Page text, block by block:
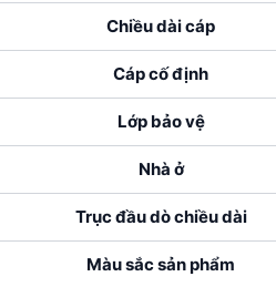
Chiều dài cáp
Cáp cố định
Lớp bảo vệ
Nhà ở
Trục đầu dò chiều dài
Màu sắc sản phẩm